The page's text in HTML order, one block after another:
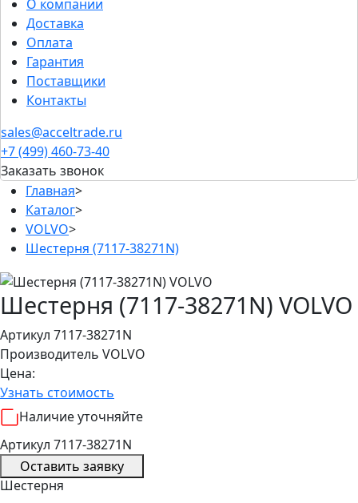
О компании
Доставка
Оплата
Гарантия
Поставщики
Контакты
sales@acceltrade.ru
+7 (499) 460-73-40
Заказать звонок
Главная>
Каталог>
VOLVO>
Шестерня (7117-38271N)
Шестерня (7117-38271N) VOLVO
Артикул 7117-38271N
Производитель VOLVO
Цена:
Узнать стоимость
Наличие уточняйте
Артикул 7117-38271N
Оставить заявку
Шестерня